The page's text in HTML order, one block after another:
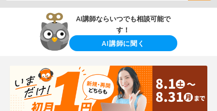
AI講師ならいつでも相談可能で
す！
AI講師に聞く